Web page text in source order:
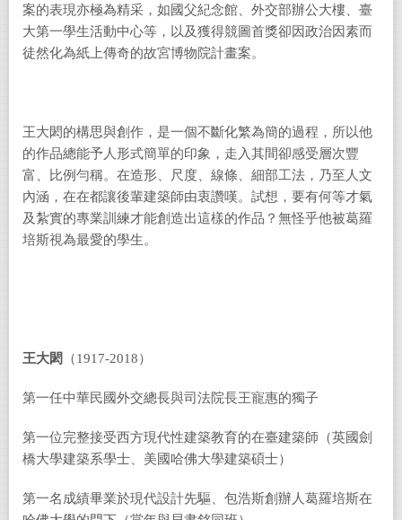
案的表現亦極為精采，如國父紀念館、外交部辦公大樓、臺
大第一學生活動中心等，以及獲得競圖首獎卻因政治因素而
徒然化為紙上傳奇的故宮博物院計畫案。
王大閎的構思與創作，是一個不斷化繁為簡的過程，所以他
的作品總能予人形式簡單的印象，走入其間卻感受層次豐
富、比例勻稱。在造形、尺度、線條、細部工法，乃至人文
內涵，在在都讓後輩建築師由衷讚嘆。試想，要有何等才氣
及紮實的專業訓練才能創造出這樣的作品？無怪乎他被葛羅
培斯視為最愛的學生。
王大閎 （1917-2018）
第一任中華民國外交總長與司法院長王寵惠的獨子
第一位完整接受西方現代性建築教育的在臺建築師（英國劍
橋大學建築系學士、美國哈佛大學建築碩士）
第一名成績畢業於現代設計先驅、包浩斯創辦人葛羅培斯在